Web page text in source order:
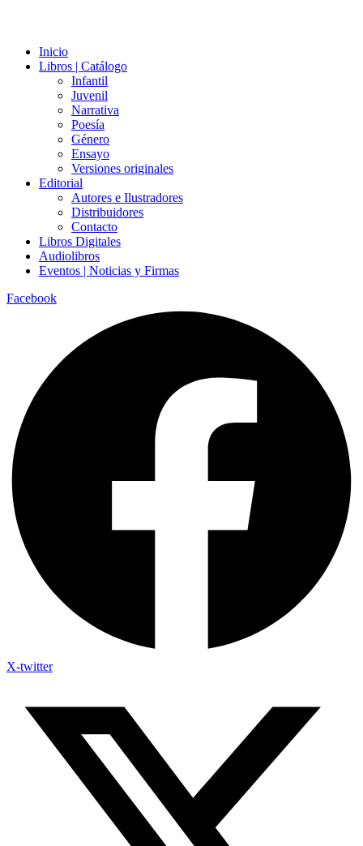
Inicio
Libros | Catálogo
Infantil
Juvenil
Narrativa
Poesía
Género
Ensayo
Versiones originales
Editorial
Autores e Ilustradores
Distribuidores
Contacto
Libros Digitales
Audiolibros
Eventos | Noticias y Firmas
Facebook
X-twitter